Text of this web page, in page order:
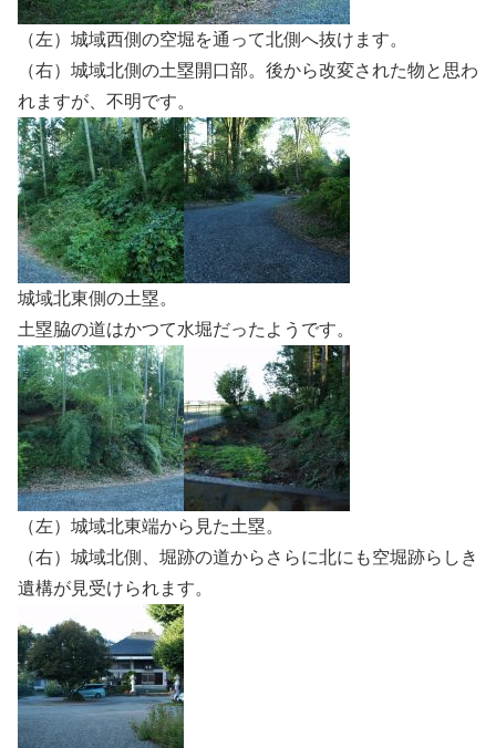
（左）城域西側の空堀を通って北側へ抜けます。
（右）城域北側の土塁開口部。後から改変された物と思わ
れますが、不明です。
城域北東側の土塁。
土塁脇の道はかつて水堀だったようです。
（左）城域北東端から見た土塁。
（右）城域北側、堀跡の道からさらに北にも空堀跡らしき
遺構が見受けられます。